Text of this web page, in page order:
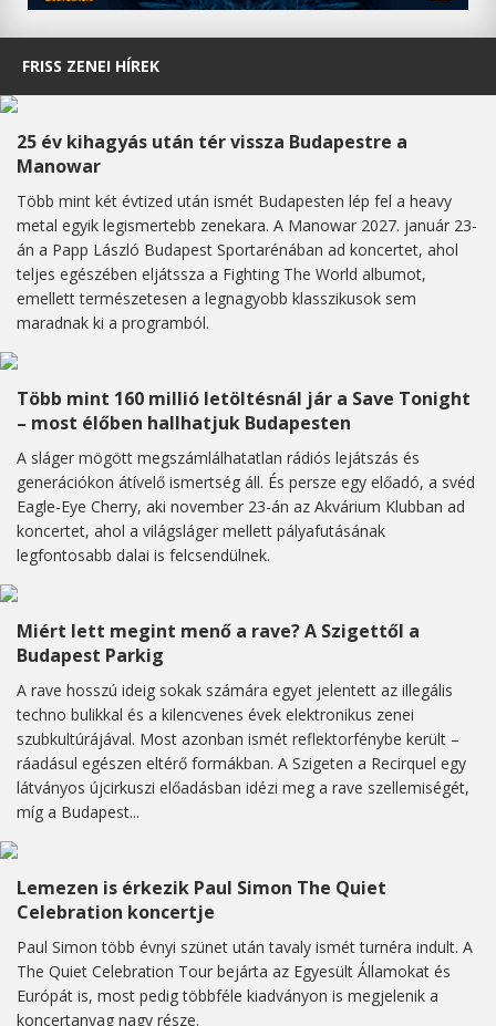
FRISS ZENEI HÍREK
25 év kihagyás után tér vissza Budapestre a
Manowar
Több mint két évtized után ismét Budapesten lép fel a heavy
metal egyik legismertebb zenekara. A Manowar 2027. január 23-
án a Papp László Budapest Sportarénában ad koncertet, ahol
teljes egészében eljátssza a Fighting The World albumot,
emellett természetesen a legnagyobb klasszikusok sem
maradnak ki a programból.
Több mint 160 millió letöltésnál jár a Save Tonight
– most élőben hallhatjuk Budapesten
A sláger mögött megszámlálhatatlan rádiós lejátszás és
generációkon átívelő ismertség áll. És persze egy előadó, a svéd
Eagle-Eye Cherry, aki november 23-án az Akvárium Klubban ad
koncertet, ahol a világsláger mellett pályafutásának
legfontosabb dalai is felcsendülnek.
Miért lett megint menő a rave? A Szigettől a
Budapest Parkig
A rave hosszú ideig sokak számára egyet jelentett az illegális
techno bulikkal és a kilencvenes évek elektronikus zenei
szubkultúrájával. Most azonban ismét reflektorfénybe került –
ráadásul egészen eltérő formákban. A Szigeten a Recirquel egy
látványos újcirkuszi előadásban idézi meg a rave szellemiségét,
míg a Budapest...
Lemezen is érkezik Paul Simon The Quiet
Celebration koncertje
Paul Simon több évnyi szünet után tavaly ismét turnéra indult. A
The Quiet Celebration Tour bejárta az Egyesült Államokat és
Európát is, most pedig többféle kiadványon is megjelenik a
koncertanyag nagy része.